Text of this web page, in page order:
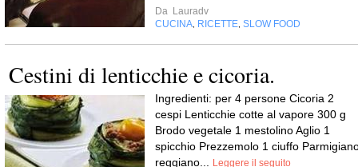
Da Lauradv
CUCINA RICETTE SLOW FOOD
Cestini di lenticchie e cicoria.
Ingredienti: per 4 persone Cicoria 2
cespi Lenticchie cotte al vapore 300 g
Brodo vegetale 1 mestolino Aglio 1
spicchio Prezzemolo 1 ciuffo
reggiano...
Leggere il seguito